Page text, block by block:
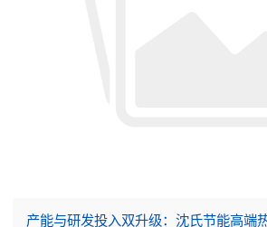
产能与研发投入双升级：沈氏节能高端